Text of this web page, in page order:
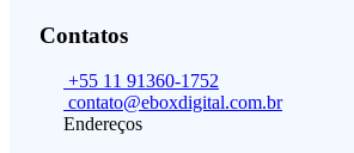
Contatos
+55 11 91360-1752
contato@eboxdigital.com.br
Endereços